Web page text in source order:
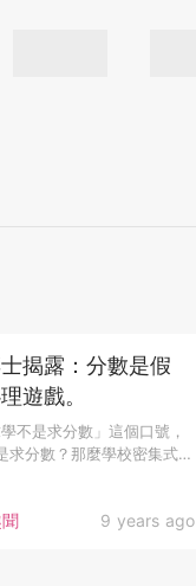
9 years ago
揭露：分數是假
遊戲。
不是求分數」這個口號，
求分數？那麼學校密集式的